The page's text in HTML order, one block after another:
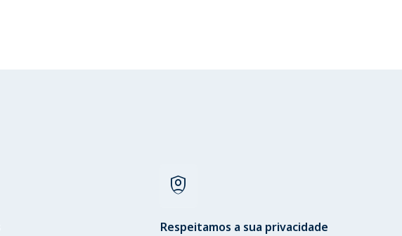
shield_person
Respeitamos a sua privacidade